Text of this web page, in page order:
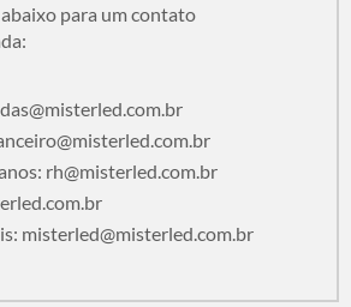
para um contato
rh@misterled.com.br
misterled@misterled.com.br